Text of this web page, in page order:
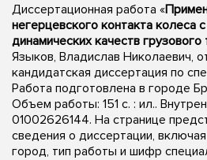
Диссертационная работа «
негерцевского контакта колеса
динамических качеств грузового
Языков, Владислав Николаевич,
кандидатская диссертация по
Работа подготовлена в городе
Объем работы: 151 с. : ил..
01002626144. На странице
сведения о диссертации,
город, тип работы и шифр